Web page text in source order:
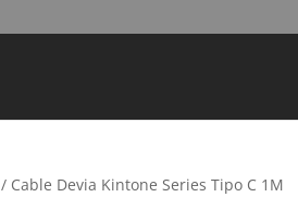
/ Cable Devia Kintone Series Tipo C 1M